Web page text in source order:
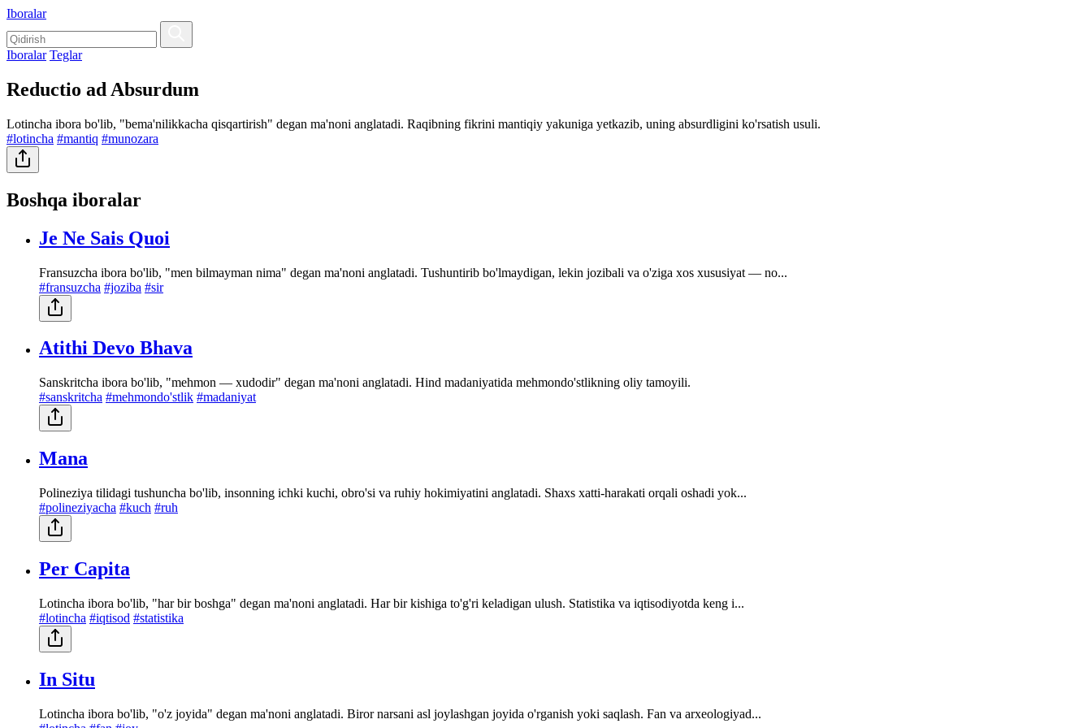
Iboralar
Iboralar Teglar
Reductio ad Absurdum
Lotincha ibora bo'lib, "bema'nilikkacha qisqartirish" degan ma'noni anglatadi. Raqibning fikrini mantiqiy yakuniga yetkazib, uning absurdligini ko'rsatish usuli.
#lotincha #mantiq #munozara
Boshqa iboralar
Je Ne Sais Quoi
Fransuzcha ibora bo'lib, "men bilmayman nima" degan ma'noni anglatadi. Tushuntirib bo'lmaydigan, lekin jozibali va o'ziga xos xususiyat — no...
#fransuzcha #joziba #sir
Atithi Devo Bhava
Sanskritcha ibora bo'lib, "mehmon — xudodir" degan ma'noni anglatadi. Hind madaniyatida mehmondo'stlikning oliy tamoyili.
#sanskritcha #mehmondo'stlik #madaniyat
Mana
Polineziya tilidagi tushuncha bo'lib, insonning ichki kuchi, obro'si va ruhiy hokimiyatini anglatadi. Shaxs xatti-harakati orqali oshadi yok...
#polineziyacha #kuch #ruh
Per Capita
Lotincha ibora bo'lib, "har bir boshga" degan ma'noni anglatadi. Har bir kishiga to'g'ri keladigan ulush. Statistika va iqtisodiyotda keng i...
#lotincha #iqtisod #statistika
In Situ
Lotincha ibora bo'lib, "o'z joyida" degan ma'noni anglatadi. Biror narsani asl joylashgan joyida o'rganish yoki saqlash. Fan va arxeologiyad...